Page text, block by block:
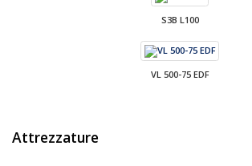
S3B L100
VL 500-75 EDF
Attrezzature